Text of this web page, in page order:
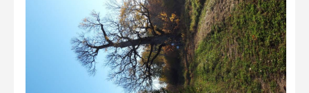
Видео 2025
Фотоконкурс 2024
Не учитываются 2024